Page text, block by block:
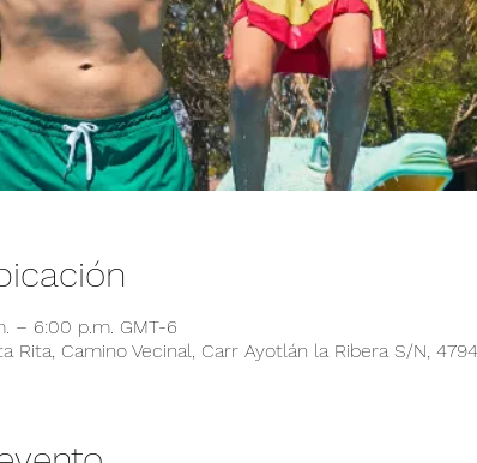
– 6:00 p.m. GMT-6
Rita, Camino Vecinal, Carr Ayotlán la Ribera S/N,